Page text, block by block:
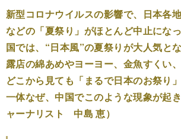
新型コロナウイルスの影響で、日本各
などの「夏祭り」がほとんど中止にな
国では、“日本風”の夏祭りが大人気と
露店の綿あめやヨーヨー、金魚すくい
どこから見ても「まるで日本のお祭り
一体なぜ、中国でこのような現象が起
ャーナリスト 中島 恵）